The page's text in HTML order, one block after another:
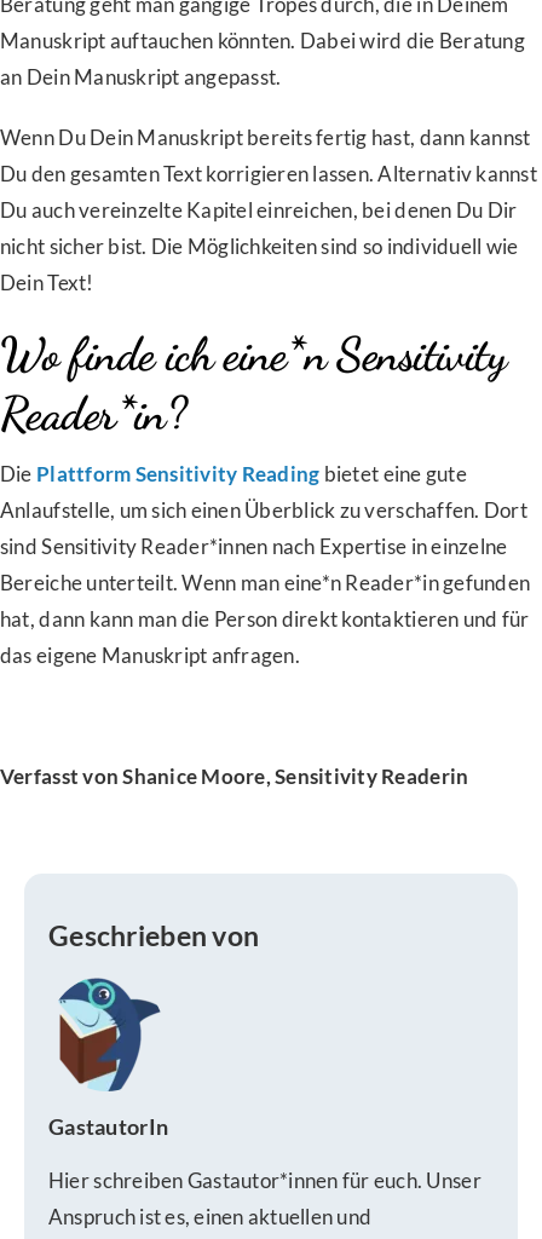
Manuskript auftauchen könnten. Dabei wird die Beratung
an Dein Manuskript angepasst.
Wenn Du Dein Manuskript bereits fertig hast, dann kannst
Du den gesamten Text korrigieren lassen. Alternativ kannst
Du auch vereinzelte Kapitel einreichen, bei denen Du Dir
nicht sicher bist. Die Möglichkeiten sind so individuell wie
Dein Text!
Wo finde ich eine*n Sensitivity
Reader*in?
Die Plattform Sensitivity Reading bietet eine gute
Anlaufstelle, um sich einen Überblick zu verschaffen. Dort
sind Sensitivity Reader*innen nach Expertise in einzelne
Bereiche unterteilt. Wenn man eine*n Reader*in gefunden
hat, dann kann man die Person direkt kontaktieren und für
das eigene Manuskript anfragen.
Verfasst von Shanice Moore, Sensitivity Readerin
Geschrieben von
GastautorIn
Hier schreiben Gastautor*innen für euch. Unser
Anspruch ist es, einen aktuellen und